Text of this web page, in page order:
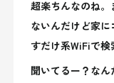
超楽ちんなのね
ないんだけど家
すだけ系WiFiで検
聞いてるー？なん